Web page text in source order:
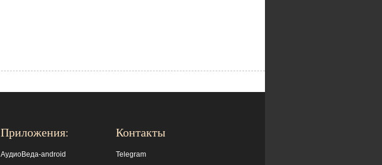
Приложения:
АудиоВеда-android
Контакты
Telegram